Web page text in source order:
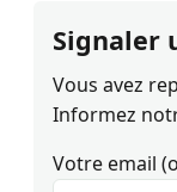
Signaler
Vous avez
Informez
Votre email